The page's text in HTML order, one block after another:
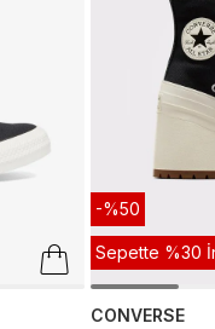
-%50
Sepette %30
CONVERSE